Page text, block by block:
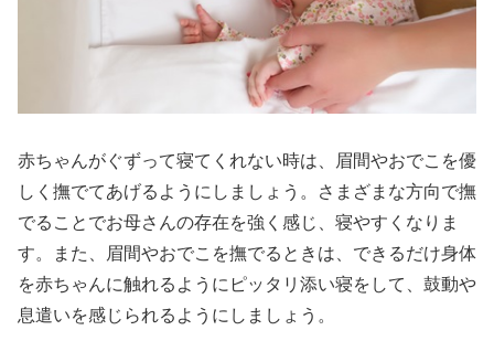
赤ちゃんがぐずって寝てくれない時は、眉間やおでこを優
しく撫でてあげるようにしましょう。さまざまな方向で撫
でることでお母さんの存在を強く感じ、寝やすくなりま
す。また、眉間やおでこを撫でるときは、できるだけ身体
を赤ちゃんに触れるようにピッタリ添い寝をして、鼓動や
息遣いを感じられるようにしましょう。